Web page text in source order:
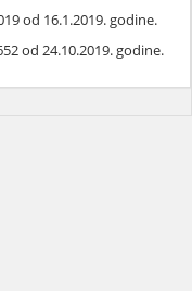
od 16.1.2019. godine.
od 24.10.2019. godine.